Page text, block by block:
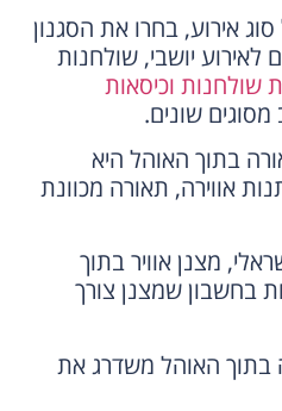
אירוע, בחרו את הסגנון
לאירוע יושבי, שולחנות
שולחנות וכיסאות
מסוגים שונים.
בתוך האוהל היא
אווירה, תאורה מכוונת
מצנן אוויר בתוך
בחשבון שמצנן צורך
האוהל משדרג את